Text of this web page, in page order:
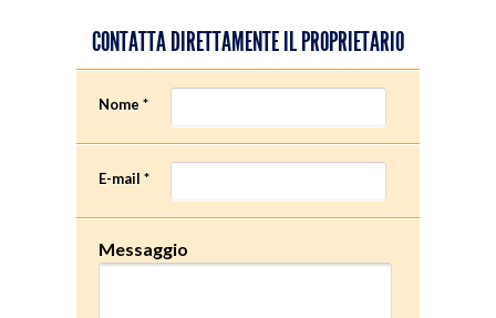
CONTATTA DIRETTAMENTE IL PROPRIETARIO
Nome *
E-mail *
Messaggio